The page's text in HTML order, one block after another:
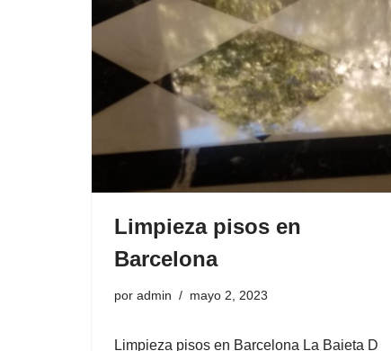
Limpieza pisos en
Barcelona
por admin mayo 2, 2023
Limpieza pisos en Barcelona La Baieta D